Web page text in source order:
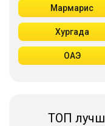
Мармарис
Хургада
ОАЭ
ТОП